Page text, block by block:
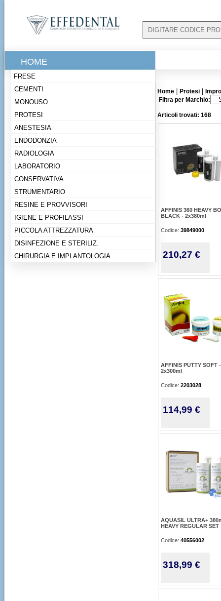
HOME
FRESE
CEMENTI
MONOUSO
PROTESI
ANESTESIA
ENDODONZIA
RADIOLOGIA
LABORATORIO
CONSERVATIVA
STRUMENTARIO
RESINE E PROVVISORI
IGIENE E PROFILASSI
PICCOLA ATTREZZATURA
DISINFEZIONE E STERILIZ.
CHIRURGIA E IMPLANTOLOGIA
Home Protesi
Filtra per Marchio:
Articoli trovati: 168
AFFINIS 360 HEAVY
BLACK - 2x380ml
Codice: 39849000
210,27 €
AFFINIS PUTTY SOFT -
2x300ml
Codice: 2203028
114,99 €
AQUASIL ULTRA+
HEAVY REGULAR SET
Codice: 40556002
318,99 €